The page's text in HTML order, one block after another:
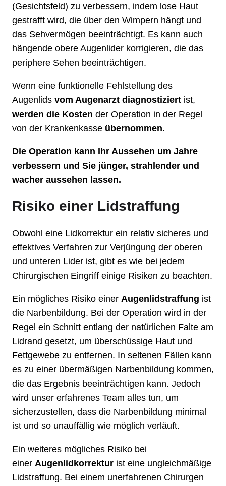
(Gesichtsfeld) zu verbessern, indem lose Haut
gestrafft wird, die über den Wimpern hängt und
das Sehvermögen beeinträchtigt. Es kann auch
hängende obere Augenlider korrigieren, die das
periphere Sehen beeinträchtigen.
Wenn eine funktionelle Fehlstellung des
Augenlids vom Augenarzt diagnostiziert ist,
werden die Kosten der Operation in der Regel
von der Krankenkasse übernommen.
Die Operation kann Ihr Aussehen um Jahre
verbessern und Sie jünger, strahlender und
wacher aussehen lassen.
Risiko einer Lidstraffung
Obwohl eine Lidkorrektur ein relativ sicheres und
effektives Verfahren zur Verjüngung der oberen
und unteren Lider ist, gibt es wie bei jedem
Chirurgischen Eingriff einige Risiken zu beachten.
Ein mögliches Risiko einer Augenlidstraffung ist
die Narbenbildung. Bei der Operation wird in der
Regel ein Schnitt entlang der natürlichen Falte am
Lidrand gesetzt, um überschüssige Haut und
Fettgewebe zu entfernen. In seltenen Fällen kann
es zu einer übermäßigen Narbenbildung kommen,
die das Ergebnis beeinträchtigen kann. Jedoch
wird unser erfahrenes Team alles tun, um
sicherzustellen, dass die Narbenbildung minimal
ist und so unauffällig wie möglich verläuft.
Ein weiteres mögliches Risiko bei
einer Augenlidkorrektur ist eine ungleichmäßige
Lidstraffung. Bei einem unerfahrenen Chirurgen